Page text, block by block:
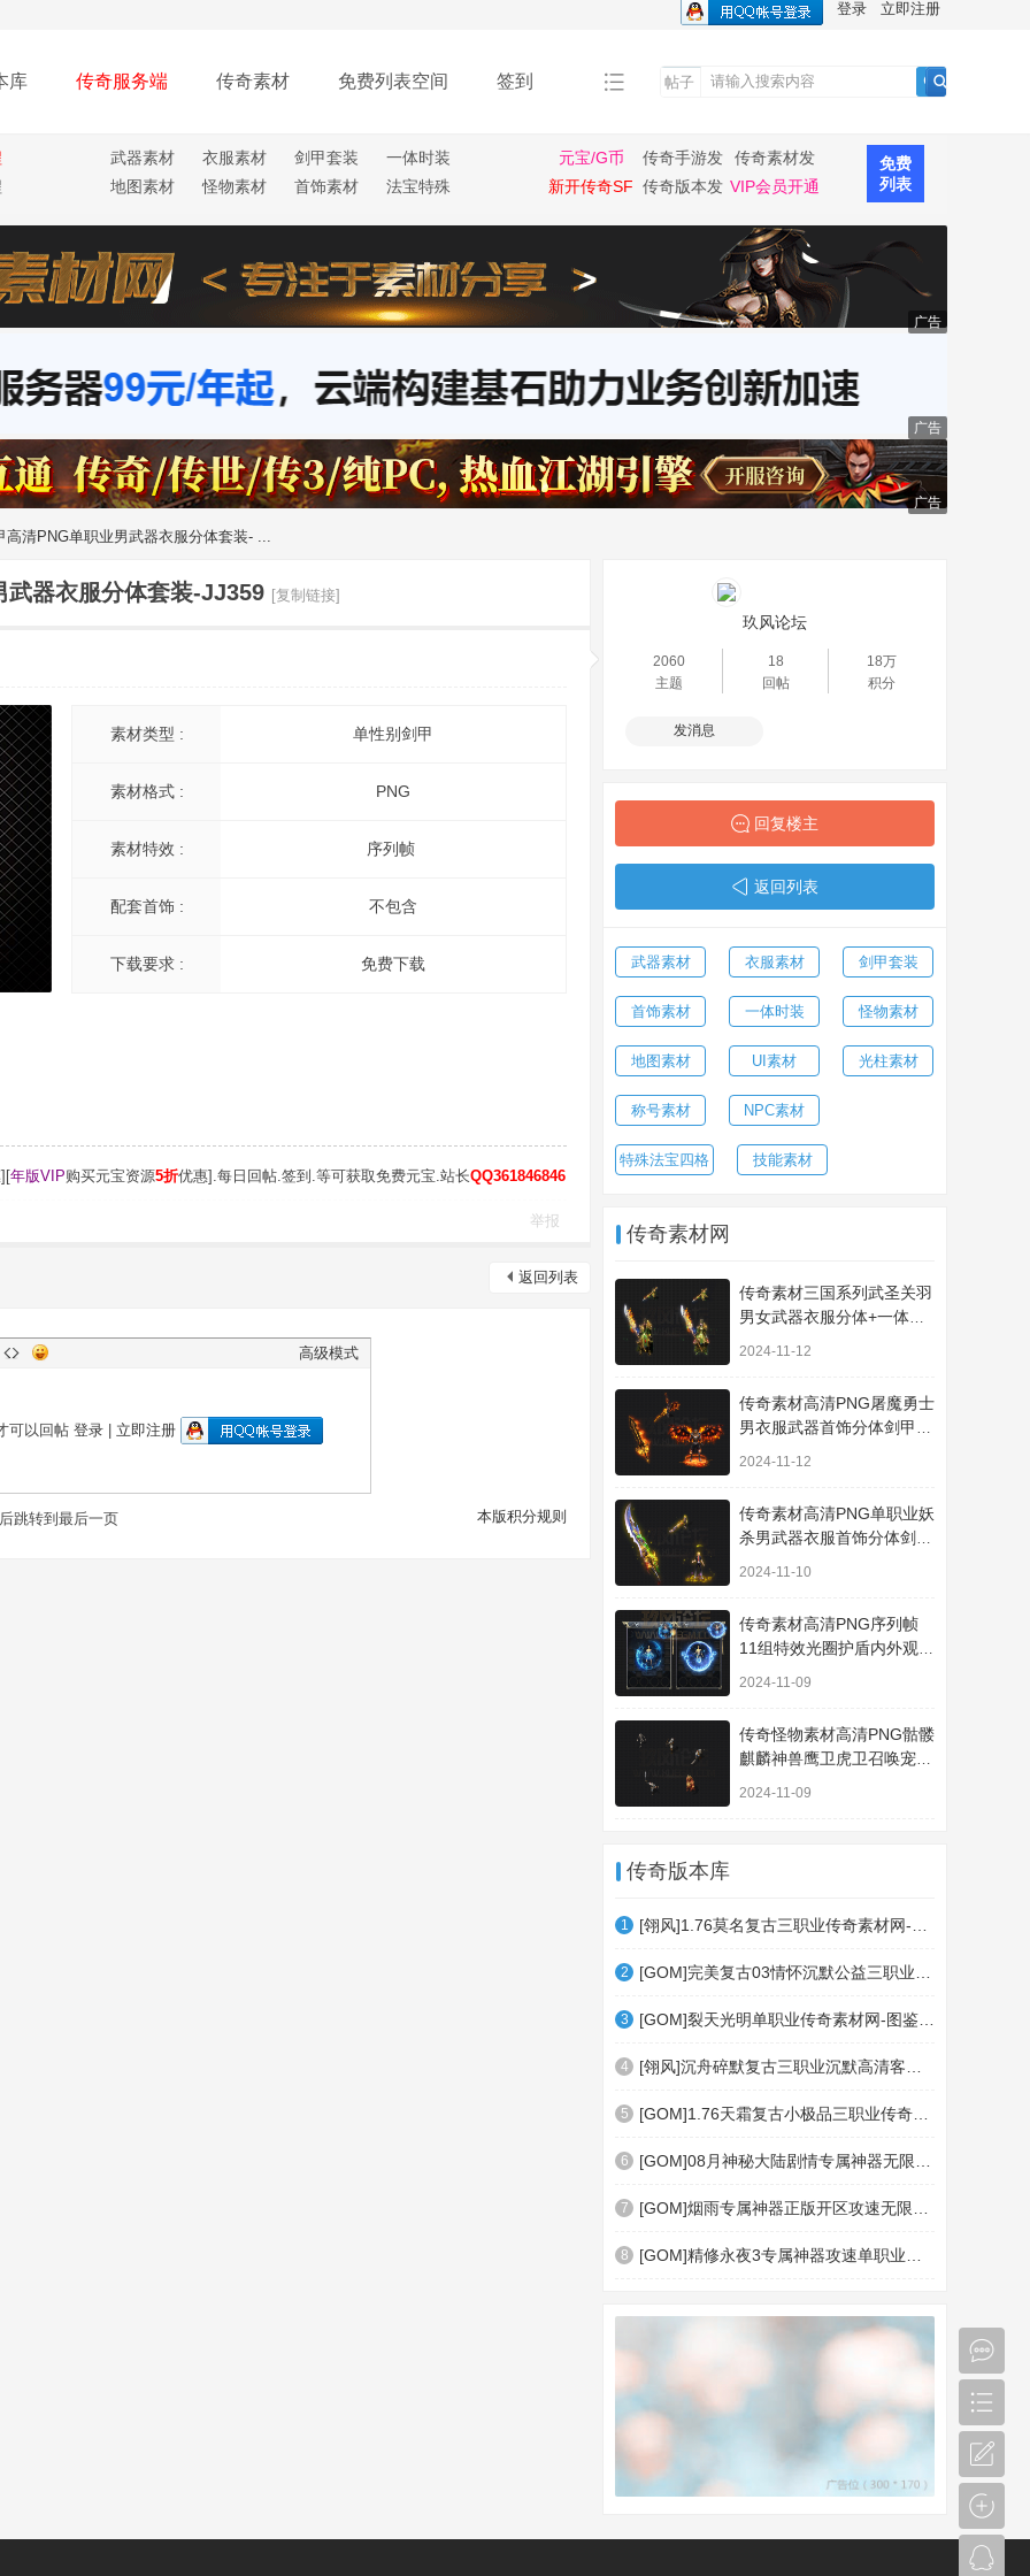
登录 立即注册
库 传奇服务端 传奇素材 免费列表空间 签到 帖子
武器素材 衣服素材 剑甲套装
一体时装
地图素材
怪物素材 首饰素材 法宝特殊
元宝/G币
传奇手游发
布
传奇素材发
布
新开传奇SF 传奇版本发 VIP会员开通
免费
列表
广告
广告
广告
清PNG单职业男武器衣服分体套装- ...
武器衣服分体套装-JJ359 [复制链接]
素材类型 : 单性别剑甲
素材格式 : PNG
素材特效 : 序列帧
配套首饰 : 不包含
下载要求 : 免费下载
年版VIP购买元宝资源5折优惠].每日回帖.签到.等可获取免费元宝.站长QQ361846846
举报
返回列表
高级模式
可以回帖 登录| 立即注册
本版积分规则
跳转到最后一页
玖风论坛
2060
主题
18
回帖
18万
积分
发消息
回复楼主
返回列表
武器素材 衣服素材 剑甲套装
首饰素材 一体时装 怪物素材
地图素材 UI素材 光柱素材
称号素材 NPC素材
特殊法宝四格 技能素材
传奇素材网
传奇素材三国系列武圣关羽
男女武器衣服分体+一体时
2024-11-12
传奇素材高清PNG屠魔勇士
男衣服武器首饰分体剑甲套
2024-11-12
传奇素材高清PNG单职业妖
杀男武器衣服首饰分体剑甲
2024-11-10
传奇素材高清PNG序列帧
11组特效光圈护盾内外观齐
2024-11-09
传奇怪物素材高清PNG骷髅
麒麟神兽鹰卫虎卫召唤宠物
2024-11-09
传奇版本库
1
2
3
4
5
6
7
8